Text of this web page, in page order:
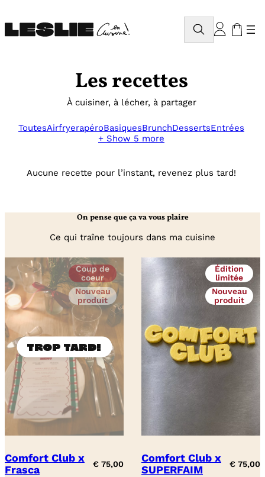
au
contenu
Rechercher
Les recettes
À cuisiner, à lécher, à partager
ToutesAirfryerapéroBasiquesBrunchDessertsEntrées
+ Show 5 more
Aucune recette pour l’instant, revenez plus tard!
On pense que ça va vous plaire
Ce qui traîne toujours dans ma cuisine
Coup de
coeur
Nouveau
produit
Comfort Club x
Frasca
€ 75,00
Édition
limitée
Nouveau
produit
Comfort Club x
SUPERFAIM
€ 75,00